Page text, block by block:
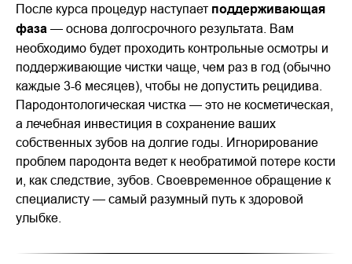
После курса процедур наступает поддерживающая
фаза — основа долгосрочного результата. Вам
необходимо будет проходить контрольные осмотры и
поддерживающие чистки чаще, чем раз в год (обычно
каждые 3-6 месяцев), чтобы не допустить рецидива.
Пародонтологическая чистка — это не косметическая,
а лечебная инвестиция в сохранение ваших
собственных зубов на долгие годы. Игнорирование
проблем пародонта ведет к необратимой потере кости
и, как следствие, зубов. Своевременное обращение к
специалисту — самый разумный путь к здоровой
улыбке.